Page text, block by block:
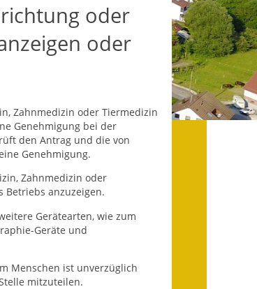
Gebärdensprache
Geschichte und
wussten!
Wagner-Werkstatt
Informationsbroschüre
Leichte Sprache
Infos in Leichter Sprache
oder
oder
Zahnmedizin oder Tiermedizin
Genehmigung bei der
den Antrag und die von
Genehmigung.
Zahnmedizin oder
anzuzeigen.
Gerätearten, wie zum
Geräte und
Menschen ist unverzüglich
mitzuteilen.